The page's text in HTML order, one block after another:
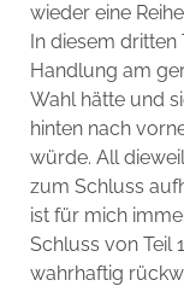
wieder eine
In diesem dritten
Handlung am
Wahl hätte und
hinten nach
würde. All
zum Schluss
ist für mich
Schluss von Teil
wahrhaftig